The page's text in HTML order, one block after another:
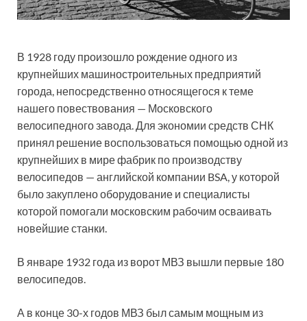
В 1928 году произошло рождение одного из
крупнейших машиностроительных предприятий
города, непосредственно относящегося к теме
нашего повествования — Московского
велосипедного завода. Для экономии средств СНК
принял решение воспользоваться помощью одной из
крупнейших в мире фабрик по производству
велосипедов — английской компании BSA, у которой
было закуплено оборудование и специалисты
которой помогали московским рабочим осваивать
новейшие станки.
В январе 1932 года из ворот МВЗ вышли первые 180
велосипедов.
А в конце 30-х годов МВЗ был самым мощным из